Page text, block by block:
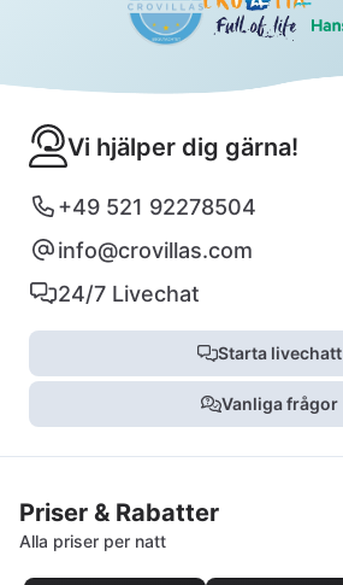
Vi hjälper dig gärna!
+49 521 92278504
info@crovillas.com
24/7 Livechat
Starta livechatt
Vanliga frågor
Priser & Rabatter
Alla priser per natt